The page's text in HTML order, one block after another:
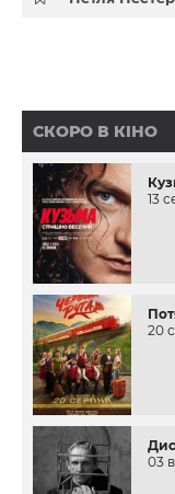
СКОРО В КІНО
13
20
03